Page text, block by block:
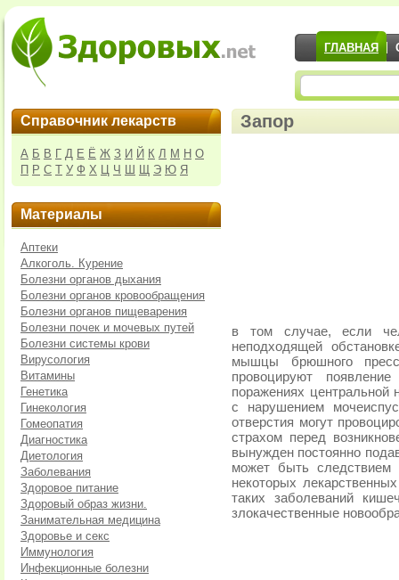
ГЛАВНАЯ
Справочник лекарств
А Б В Г Д Е Ё Ж З И Й К Л М Н О
П Р С Т У Ф Х Ц Ч Ш Щ Э Ю Я
Материалы
Аптеки
Алкоголь. Курение
Болезни органов дыхания
Болезни органов кровообращения
Болезни органов пищеварения
Болезни почек и мочевых путей
Болезни системы крови
Вирусология
Витамины
Генетика
Гинекология
Гомеопатия
Диагностика
Диетология
Заболевания
Здоровое питание
Здоровый образ жизни.
Занимательная медицина
Здоровье и секс
Иммунология
Инфекционные болезни
Запор
в том случае, если
неподходящей
мышцы брюшного
провоцируют
поражениях центральной
с нарушением
отверстия могут
страхом перед
вынужден постоянно
может быть следствием
некоторых
таких заболеваний
злокачественные